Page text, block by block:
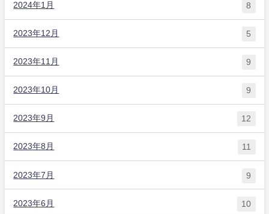
2024年1月 8
2023年12月 5
2023年11月 9
2023年10月 9
2023年9月 12
2023年8月 11
2023年7月 9
2023年6月 10